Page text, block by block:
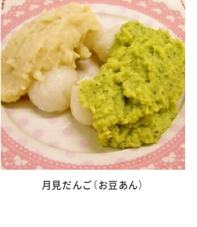
月見だんご（お豆あん）